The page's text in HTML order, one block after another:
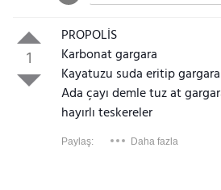
1
PROPOLİS
Karbonat gargara
Kayatuzu suda eritip gargara
Ada çayı demle tuz at
hayırlı teskereler
Paylaş: Daha fazla